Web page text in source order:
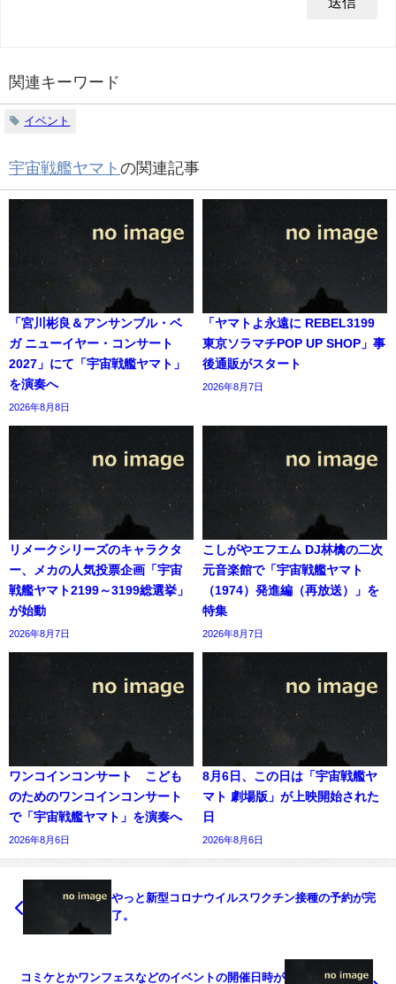
関連キーワード
イベント
宇宙戦艦ヤマト の関連記事
「宮川彬良＆アンサンブル・ベ
ガ ニューイヤー・コンサート
2027」にて「宇宙戦艦ヤマト」
を演奏へ
2026年8月8日
「ヤマトよ永遠に REBEL3199
東京ソラマチPOP UP SHOP」事
後通販がスタート
2026年8月7日
リメークシリーズのキャラクタ
ー、メカの人気投票企画「宇宙
戦艦ヤマト2199～3199総選挙」
が始動
2026年8月7日
こしがやエフエム DJ林檎の二次
元音楽館で「宇宙戦艦ヤマト
（1974）発進編（再放送）」を
特集
2026年8月7日
ワンコインコンサート こども
のためのワンコインコンサート
で「宇宙戦艦ヤマト」を演奏へ
2026年8月6日
8月6日、この日は「宇宙戦艦ヤ
マト 劇場版」が上映開始された
日
2026年8月6日
やっと新型コロナウイルスワクチン接種の予約が完
了。
コミケとかワンフェスなどのイベントの開催日時が